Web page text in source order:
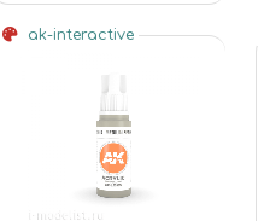
ak-interactive